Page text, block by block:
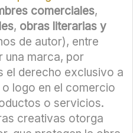
comerciales,
, obras literarias y
de autor), entre
una marca, por
el derecho exclusivo a
logo en el comercio
o servicios.
creativas otorga